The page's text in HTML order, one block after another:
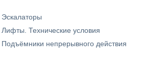
Эскалаторы
Лифты. Технические условия
Подъёмники непрерывного действия